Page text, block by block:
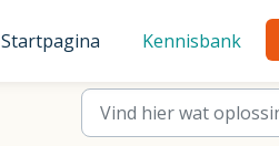
Startpagina
Kennisbank